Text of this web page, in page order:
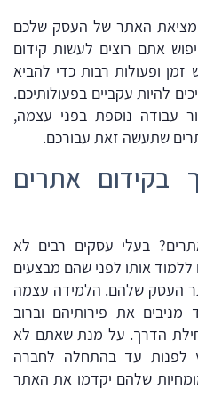
מציאת האתר של העסק שלכם
אתם רוצים לעשות קידום
ופעולות רבות כדי להביא
להיות עקביים בפעולותיכם.
עבודה נוספת בפני עצמה,
שתעשה זאת עבורכם.
אתרים
בעלי עסקים רבים לא
אותו לפני שהם מבצעים
העסק שלהם. הלמידה עצמה
מניבים את פירותיהם וברוב
הדרך. על מנת שאתם לא
לפנות עד בהתחלה לחברה
שלהם יקדמו את האתר